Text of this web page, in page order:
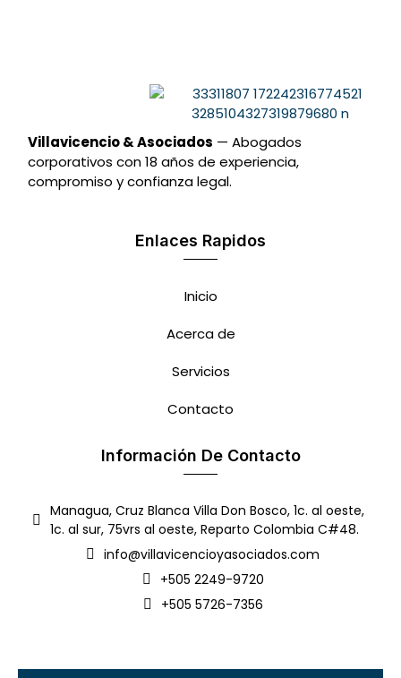
Villavicencio & Asociados — Abogados
corporativos con 18 años de experiencia,
compromiso y confianza legal.
Enlaces Rapidos
Inicio
Acerca de
Servicios
Contacto
Información De Contacto
Managua, Cruz Blanca Villa Don Bosco, 1c. al oeste,
1c. al sur, 75vrs al oeste, Reparto Colombia C#48.
info@villavicencioyasociados.com
+505 2249-9720
+505 5726-7356